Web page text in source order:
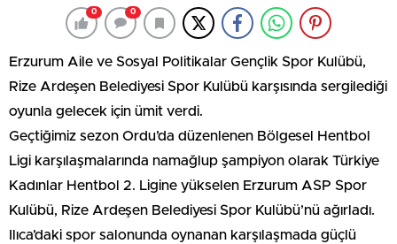
0 0
Erzurum Aile ve Sosyal Politikalar Gençlik Spor Kulübü,
Rize Ardeşen Belediyesi Spor Kulübü karşısında sergilediği
oyunla gelecek için ümit verdi.
Geçtiğimiz sezon Ordu’da düzenlenen Bölgesel Hentbol
Ligi karşılaşmalarında namağlup şampiyon olarak Türkiye
Kadınlar Hentbol 2. Ligine yükselen Erzurum ASP Spor
Kulübü, Rize Ardeşen Belediyesi Spor Kulübü’nü ağırladı.
Ilıca’daki spor salonunda oynanan karşılaşmada güçlü